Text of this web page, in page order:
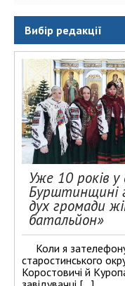
Вибір редакції
Уже 10 років у
Бурштинщині
дух громади
батальйон»
Коли я
старостинського
Коростовичі й